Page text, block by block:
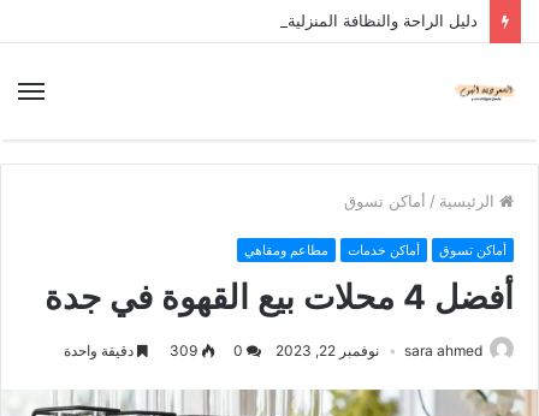
دليل الراحة والنظافة المنزلية
الرئيسية / أماكن تسوق
أماكن تسوق أماكن خدمات مطاعم ومقاهي
أفضل 4 محلات بيع القهوة في جدة
sara ahmed نوفمبر 22, 2023 309 دقيقة واحدة